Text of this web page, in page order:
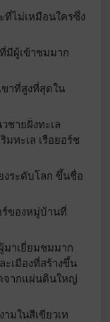
ที่ไม่เหมือนใครซึ่ง
มีผู้เข้าชมมาก
ขาที่สูงที่สุดใน
ายฝั่งทะเล
มทะเล เรือยอร์ช
ระดับโลก ขึ้นชื่อ
ของหมู่บ้านที่
าเยี่ยมชมมาก
ะเมืองที่สร้างขึ้น
จากแผ่นดินใหญ่
มในสีเขียวเท